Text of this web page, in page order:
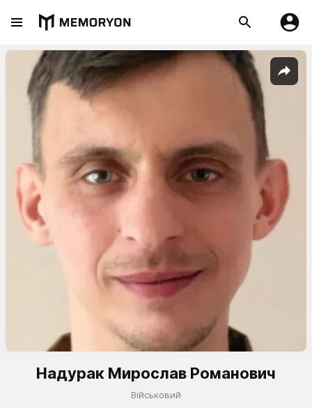
Надурак Мирослав Романович
Військовий